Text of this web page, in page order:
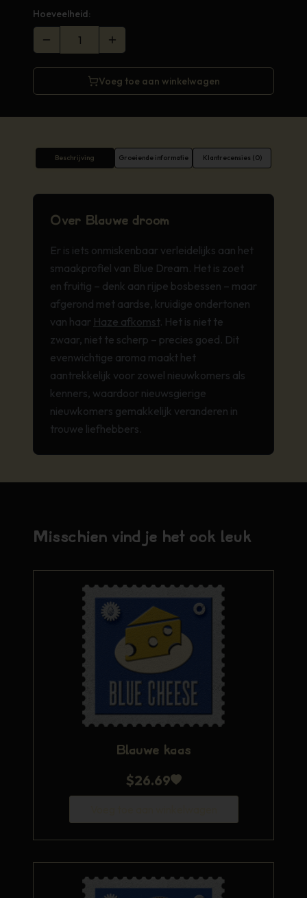
Hoeveelheid:
Voeg toe aan winkelwagen
Beschrijving Groeiende informatie Klantrecensies (0)
Over Blauwe droom
Er is iets onmiskenbaar verleidelijks aan het
smaakprofiel van Blue Dream. Het is zoet
en fruitig – denk aan rijpe bosbessen – maar
afgerond met aardse, kruidige ondertonen
van haar Haze afkomst. Het is niet te
zwaar, niet te scherp – precies goed. Dit
evenwichtige aroma maakt het
aantrekkelijk voor zowel nieuwkomers als
kenners, waardoor nieuwsgierige
nieuwkomers gemakkelijk veranderen in
trouwe liefhebbers.
Misschien vind je het ook leuk
Blauwe kaas
$26.69